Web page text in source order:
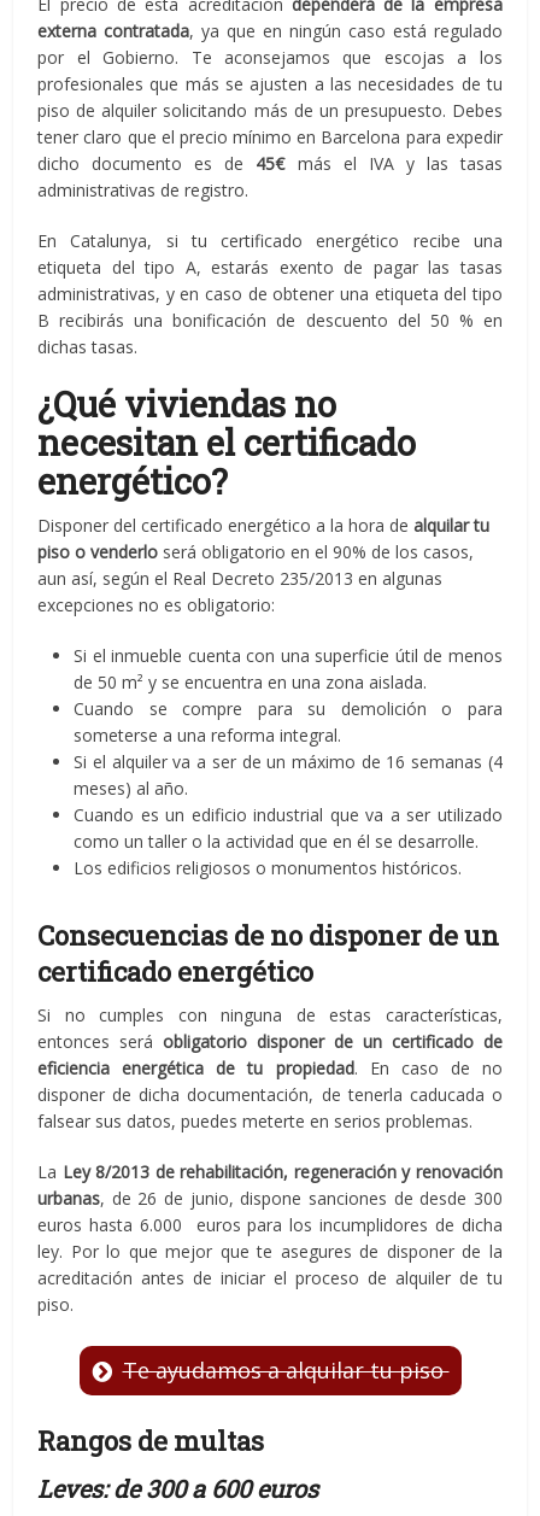
El precio de esta acreditación dependerá de la empresa
externa contratada, ya que en ningún caso está regulado
por el Gobierno. Te aconsejamos que escojas a los
profesionales que más se ajusten a las necesidades de tu
piso de alquiler solicitando más de un presupuesto. Debes
tener claro que el precio mínimo en Barcelona para expedir
dicho documento es de 45€más el IVA y las tasas
administrativas de registro.
En Catalunya, si tu certificado energético recibe una
etiqueta del tipo A, estarás exento de pagar las tasas
administrativas, y en caso de obtener una etiqueta del tipo
B recibirás una bonificación de descuento del 50 % en
dichas tasas.
¿Qué viviendas no
necesitan el certificado
energético?
Disponer del certificado energético a la hora dealquilar tu
piso o venderlo será obligatorio en el 90% de los casos,
aun así, según el Real Decreto 235/2013 en algunas
excepciones no es obligatorio:
Si el inmueble cuenta con una superficie útil de menos
de 50 m² y se encuentra en una zona aislada.
Cuando se compre para su demolición o para
someterse a una reforma integral.
Si el alquiler va a ser de un máximo de 16 semanas (4
meses) al año.
Cuando es un edificio industrial que va a ser utilizado
como un taller o la actividad que en él se desarrolle.
Los edificios religiosos o monumentos históricos.
Consecuencias de no disponer de un
certificado energético
Si no cumples con ninguna de estas características,
entonces seráobligatorio disponer de un certificado de
eficiencia energética de tu propiedad. En caso de no
disponer de dicha documentación, de tenerla caducada o
falsear sus datos, puedes meterte en serios problemas.
La Ley 8/2013 de rehabilitación, regeneración y renovación
urbanas, de 26 de junio, dispone sanciones de desde 300
euros hasta 6.000 euros para los incumplidores de dicha
ley. Por lo que mejor que te asegures de disponer de la
acreditación antes de iniciar el proceso de alquiler de tu
piso.
Te ayudamos a alquilar tu piso
Rangos de multas
Leves: de 300 a 600 euros